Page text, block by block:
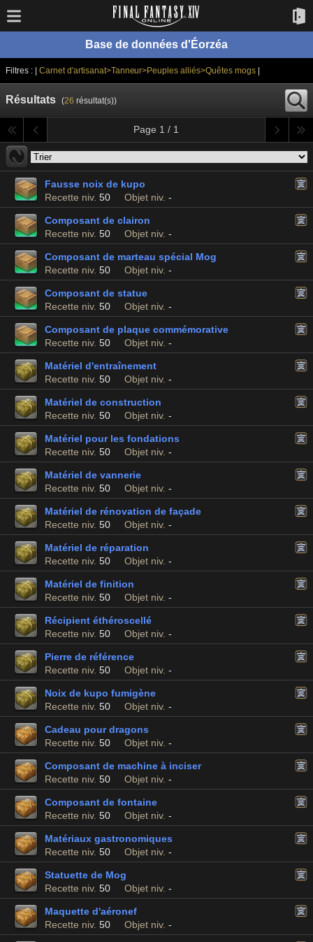
Base de données d'Éorzéa
Filtres : | Carnet d'artisanat>Tanneur>Peuples alliés>Quêtes mogs
Résultats (26 résultat(s))
Page 1 / 1
Fausse noix de kupo
Recette niv. 50 Objet niv. -
Composant de clairon
Recette niv. 50 Objet niv. -
Composant de marteau spécial Mog
Recette niv. 50 Objet niv. -
Composant de statue
Recette niv. 50 Objet niv. -
Composant de plaque commémorative
Recette niv. 50 Objet niv. -
Matériel d'entraînement
Recette niv. 50 Objet niv. -
Matériel de construction
Recette niv. 50 Objet niv. -
Matériel pour les fondations
Recette niv. 50 Objet niv. -
Matériel de vannerie
Recette niv. 50 Objet niv. -
Matériel de rénovation de façade
Recette niv. 50 Objet niv. -
Matériel de réparation
Recette niv. 50 Objet niv. -
Matériel de finition
Recette niv. 50 Objet niv. -
Récipient éthéroscellé
Recette niv. 50 Objet niv. -
Pierre de référence
Recette niv. 50 Objet niv. -
Noix de kupo fumigène
Recette niv. 50 Objet niv. -
Cadeau pour dragons
Recette niv. 50 Objet niv. -
Composant de machine à inciser
Recette niv. 50 Objet niv. -
Composant de fontaine
Recette niv. 50 Objet niv. -
Matériaux gastronomiques
Recette niv. 50 Objet niv. -
Statuette de Mog
Recette niv. 50 Objet niv. -
Maquette d'aéronef
Recette niv. 50 Objet niv. -